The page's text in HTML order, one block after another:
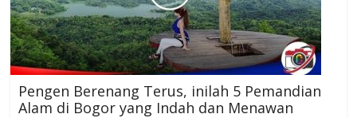
Pengen Berenang Terus, inilah 5 Pemandian
Alam di Bogor yang Indah dan Menawan